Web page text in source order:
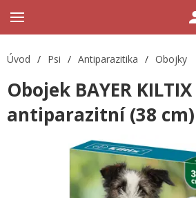
Úvod / Psi / Antiparazitika / Obojky
Obojek BAYER KILTIX
antiparazitní (38 cm)